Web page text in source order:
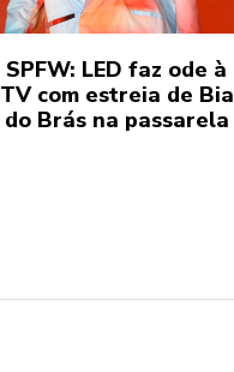
SPFW: LED faz ode à
TV com estreia de Bia
do Brás na passarela